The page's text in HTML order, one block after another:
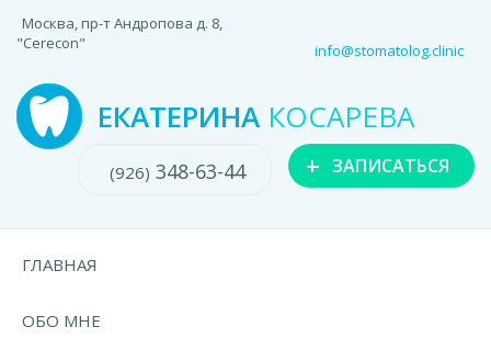
Москва, пр-т Андропова д. 8,
"Cerecon"
info@stomatolog.clinic
ЕКАТЕРИНА КОСАРЕВА
+ ЗАПИСАТЬСЯ
(926) 348-63-44
ГЛАВНАЯ
ОБО МНЕ